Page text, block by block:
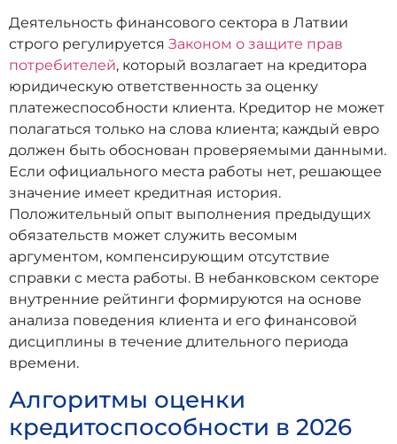
Деятельность финансового сектора в Латвии
строго регулируется Законом о защите прав
потребителей, который возлагает на кредитора
юридическую ответственность за оценку
платежеспособности клиента. Кредитор не может
полагаться только на слова клиента; каждый евро
должен быть обоснован проверяемыми данными.
Если официального места работы нет, решающее
значение имеет кредитная история.
Положительный опыт выполнения предыдущих
обязательств может служить весомым
аргументом, компенсирующим отсутствие
справки с места работы. В небанковском секторе
внутренние рейтинги формируются на основе
анализа поведения клиента и его финансовой
дисциплины в течение длительного периода
времени.
Алгоритмы оценки
кредитоспособности в 2026